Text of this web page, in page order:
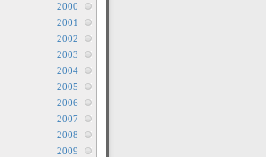
2000
2001
2002
2003
2004
2005
2006
2007
2008
2009